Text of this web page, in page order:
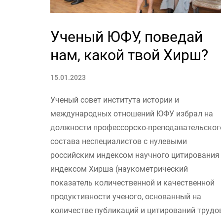
Ученый ЮФУ, поведай
нам, какой твой Хирш?
15.01.2023
Ученый совет института истории и
международных отношений ЮФУ избрал на
должности профессорско-
состава неспециалистов с нулевыми
российским индексом научного цитирования
индексом Хирша (наукометрический
показатель количественной и качественной
продуктивности ученого, основанный на
количестве публикаций и цитирований